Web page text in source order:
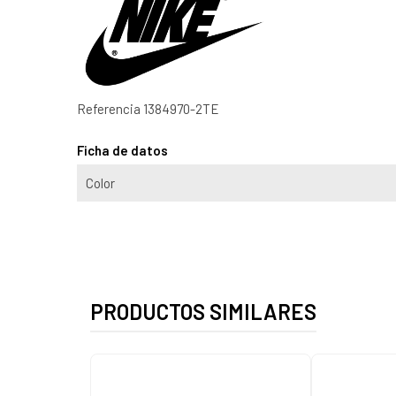
Referencia 1384970-2TE
Ficha de datos
Color
PRODUCTOS SIMILARES